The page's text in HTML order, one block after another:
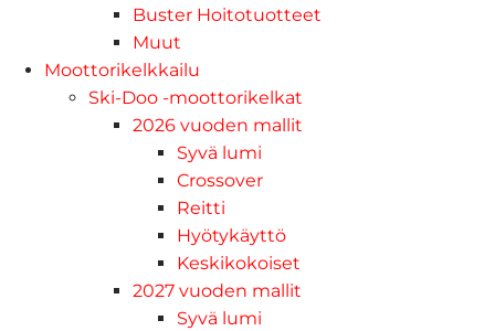
Buster Hoitotuotteet
Muut
Moottorikelkkailu
Ski-Doo -moottorikelkat
2026 vuoden mallit
Syvä lumi
Crossover
Reitti
Hyötykäyttö
Keskikokoiset
2027 vuoden mallit
Syvä lumi